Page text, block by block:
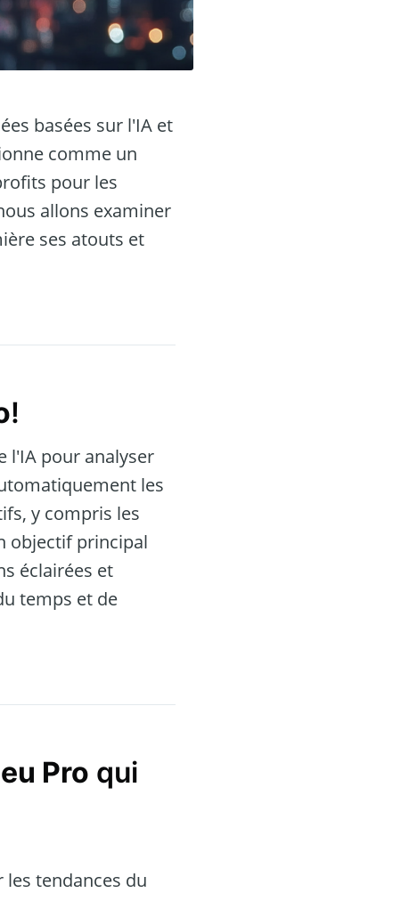
basées sur l'IA et
comme un
pour les
allons examiner
ses atouts et
!
l'IA pour analyser
les
y compris les
objectif principal
éclairées et
temps et de
Pro qui
tendances du